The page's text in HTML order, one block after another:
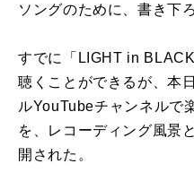
ソングのために、書き下
すでに「LIGHT in
聴くことができるが、本
ルYouTubeチャンネルで
を、レコーディング風景
開された。